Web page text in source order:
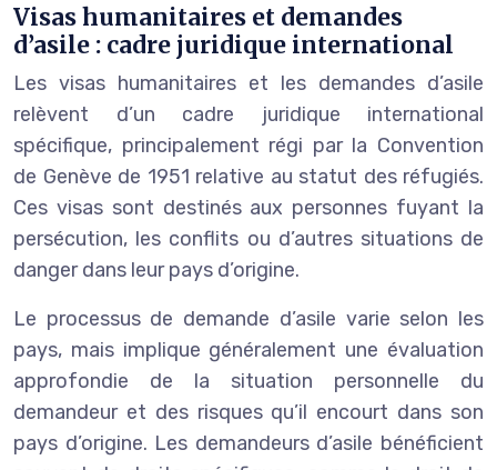
Visas humanitaires et demandes
d’asile : cadre juridique international
Les visas humanitaires et les demandes d’asile
relèvent d’un cadre juridique international
spécifique, principalement régi par la Convention
de Genève de 1951 relative au statut des réfugiés.
Ces visas sont destinés aux personnes fuyant la
persécution, les conflits ou d’autres situations de
danger dans leur pays d’origine.
Le processus de demande d’asile varie selon les
pays, mais implique généralement une évaluation
approfondie de la situation personnelle du
demandeur et des risques qu’il encourt dans son
pays d’origine. Les demandeurs d’asile bénéficient